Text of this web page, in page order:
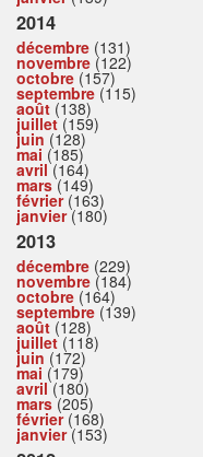
2014
décembre (131)
novembre (122)
octobre (157)
septembre (115)
août (138)
juillet(159)
juin (128)
mai (185)
avril(164)
mars(149)
février(163)
janvier(180)
2013
décembre (229)
novembre (184)
octobre (164)
septembre (139)
août (128)
juillet(118)
juin (172)
mai (179)
avril(180)
mars(205)
février(168)
janvier(153)